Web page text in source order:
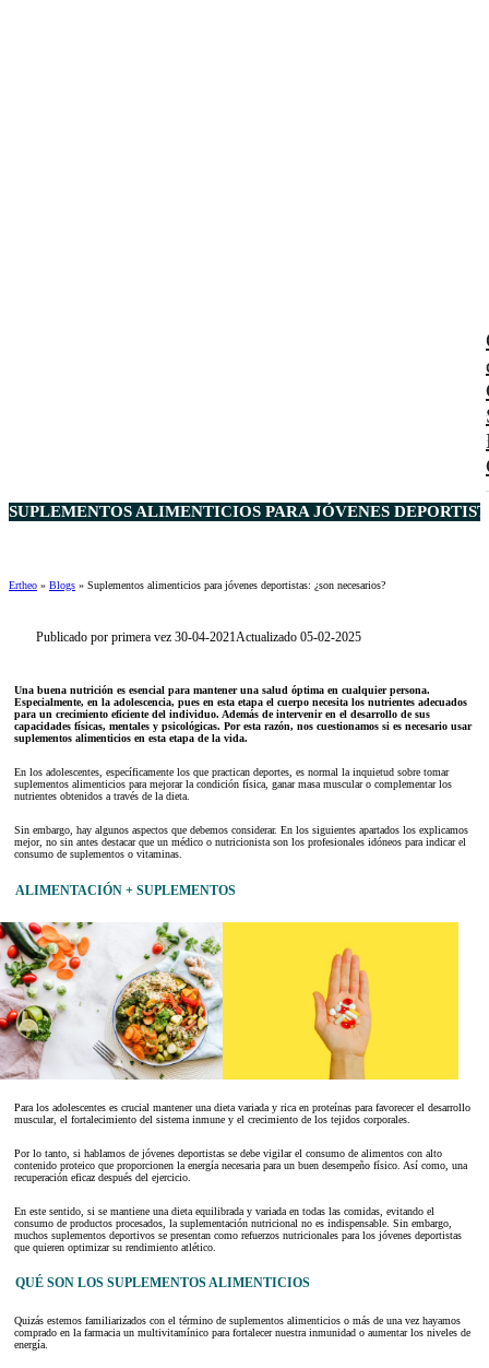
SUPLEMENTOS ALIMENTICIOS PARA JÓVENES
Ertheo » Blogs » Suplementos alimenticios para jóvenes deportistas: ¿son necesarios?
Publicado por primera vez 30-04-2021Actualizado 05-02-2025
Una buena nutrición es esencial para mantener una salud óptima en cualquier persona.
Especialmente, en la adolescencia, pues en esta etapa el cuerpo necesita los nutrientes adecuados
para un crecimiento eficiente del individuo. Además de intervenir en el desarrollo de sus
capacidades físicas, mentales y psicológicas. Por esta razón, nos cuestionamos si es necesario usar
suplementos alimenticios en esta etapa de la vida.
En los adolescentes, específicamente los que practican deportes, es normal la inquietud sobre tomar
suplementos alimenticios para mejorar la condición física, ganar masa muscular o complementar los
nutrientes obtenidos a través de la dieta.
Sin embargo, hay algunos aspectos que debemos considerar. En los siguientes apartados los explicamos
mejor, no sin antes destacar que un médico o nutricionista son los profesionales idóneos para indicar el
consumo de suplementos o vitaminas.
ALIMENTACIÓN + SUPLEMENTOS
Para los adolescentes es crucial mantener una dieta variada y rica en proteínas para favorecer el desarrollo
muscular, el fortalecimiento del sistema inmune y el crecimiento de los tejidos corporales.
Por lo tanto, si hablamos de jóvenes deportistas se debe vigilar el consumo de alimentos con alto
contenido proteico que proporcionen la energía necesaria para un buen desempeño físico. Así como, una
recuperación eficaz después del ejercicio.
En este sentido, si se mantiene una dieta equilibrada y variada en todas las comidas, evitando el
consumo de productos procesados, la suplementación nutricional no es indispensable. Sin embargo,
muchos suplementos deportivos se presentan como refuerzos nutricionales para los jóvenes deportistas
que quieren optimizar su rendimiento atlético.
QUÉ SON LOS SUPLEMENTOS ALIMENTICIOS
Quizás estemos familiarizados con el término de suplementos alimenticios o más de una vez hayamos
comprado en la farmacia un multivitamínico para fortalecer nuestra inmunidad o aumentar los niveles de
energía.